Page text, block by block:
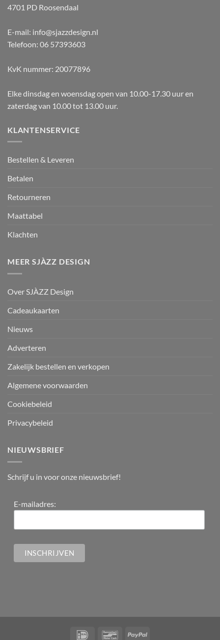
4701 PD Roosendaal
E-mail: info@sjazzdesign.nl
Telefoon: 06 57393603
KvK nummer: 20077896
Elke dinsdag en woensdag open van 10.00-17.30 uur en
zaterdag van 10.00 tot 13.00 uur.
KLANTENSERVICE
Bestellen & Leveren
Betalen
Retourneren
Maattabel
Klachten
MEER SJÀZZ DESIGN
Over SJÀZZ Design
Cadeaukaarten
Nieuws
Adverteren
Zakelijk bestellen en verkopen
Algemene voorwaarden
Cookiebeleid
Privacybeleid
NIEUWSBRIEF
Schrijf u in voor onze nieuwsbrief!
E-mailadres: